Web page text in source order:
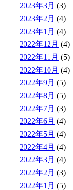
2023年3月 (3)
2023年2月 (4)
2023年1月 (4)
2022年12月 (4)
2022年11月 (5)
2022年10月 (4)
2022年9月 (5)
2022年8月 (5)
2022年7月 (3)
2022年6月 (4)
2022年5月 (4)
2022年4月 (4)
2022年3月 (4)
2022年2月 (3)
2022年1月 (5)